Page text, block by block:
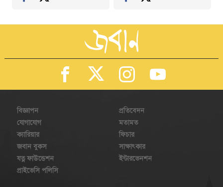
বিজ্ঞাপন
যোগাযোগ
ক্যারিয়ার
জবান বুকস
যত্ন ফাউন্ডেশন
প্রাইভেসি পলিসি
প্রতিবেদন
মতামত
ফিচার
সাক্ষাৎকার
ইন্টারভেনশন